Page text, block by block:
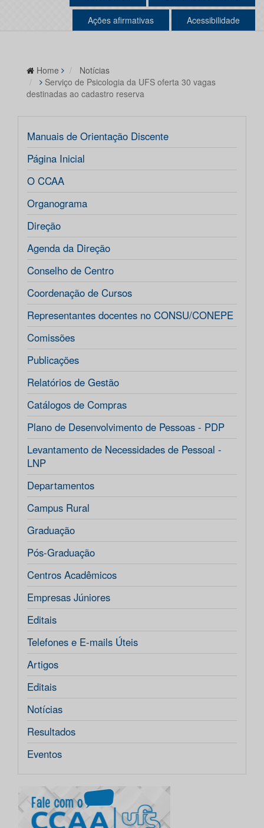
Ações afirmativas Acessibilidade
Home
Notícias
Serviço de Psicologia da UFS oferta 30 vagas
destinadas ao cadastro reserva
Manuais de Orientação Discente
Página Inicial
O CCAA
Organograma
Direção
Agenda da Direção
Conselho de Centro
Coordenação de Cursos
Representantes docentes no CONSU/CONEPE
Comissões
Publicações
Relatórios de Gestão
Catálogos de Compras
Plano de Desenvolvimento de Pessoas - PDP
Levantamento de Necessidades de Pessoal -
LNP
Departamentos
Campus Rural
Graduação
Pós-Graduação
Centros Acadêmicos
Empresas Júniores
Editais
Telefones e E-mails Úteis
Artigos
Editais
Notícias
Resultados
Eventos